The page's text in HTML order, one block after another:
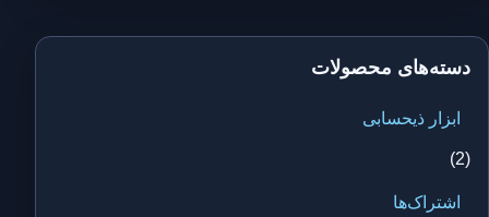
دسته‌های محصولات
ابزار ذیحسابی
(2)
اشتراک‌ها